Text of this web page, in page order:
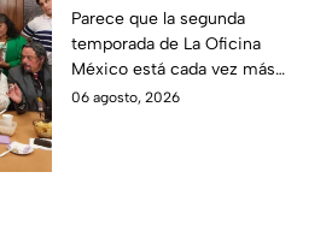
temporada 2 y un
detalle desata teorías
entre los fans
Parece que la segunda
temporada de La Oficina
México está cada vez más
cerca, pues el elenco ya se
06 agosto, 2026